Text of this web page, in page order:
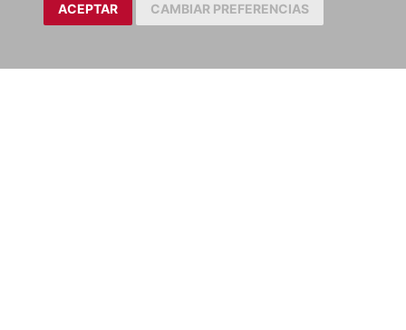
ACEPTAR CAMBIAR PREFERENCIAS